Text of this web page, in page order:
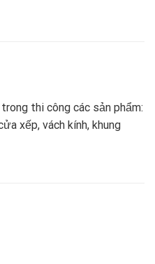
thi công các sản phẩm:
xếp, vách kính, khung